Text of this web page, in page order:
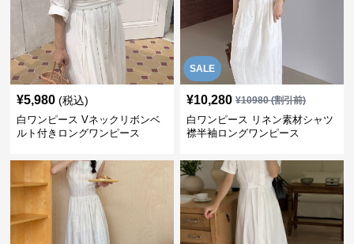
¥5,980 (税込)
白ワンピース Vネックリボンベ
ルト付きロングワンピース
SALE
¥10,280 ¥10980(割引前)
白ワンピース リネン素材シャツ
襟半袖ロングワンピース